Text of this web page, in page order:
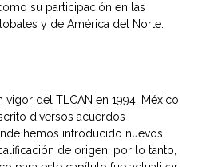
su participación en las
y de América del Norte.
vigor del TLCAN en 1994, México
diversos acuerdos
hemos introducido nuevos
de origen; por lo tanto,